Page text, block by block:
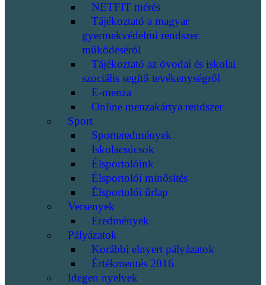
NETFIT mérés
Tájékoztató a magyar
gyermekvédelmi rendszer
működéséről
Tájékoztató az óvodai és iskolai
szociális segítő tevékenységről
E-menza
Online menzakártya rendszer
Sport
Sporteredmények
Iskolacsúcsok
Élsportolóink
Élsportolói minősítés
Élsportolói űrlap
Versenyek
Eredmények
Pályázatok
Korábbi elnyert pályázatok
Értékmentés 2016
Idegen nyelvek